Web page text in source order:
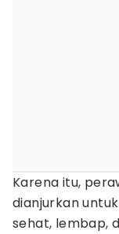
Karena itu,
dianjurkan
sehat, lembap,